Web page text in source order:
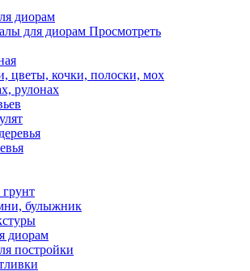
диорам
для диорам Просмотреть
цветы, кочки, полоски, мох
рулонах
грунт
булыжник
диорам
постройки